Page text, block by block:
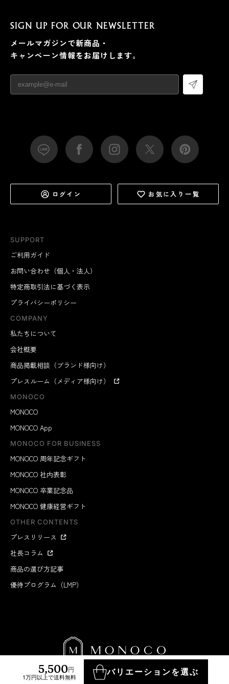
5,500円
1万円以上で送料無料
バリエーションを選ぶ
SUPPORT
ご利用ガイド
お問い合わせ（個人・法人）
特定商取引法に基づく表示
プライバシーポリシー
COMPANY
私たちについて
会社概要
商品掲載相談（ブランド様向け）
プレスルーム（メディア様向け）
MONOCO
MONOCO
MONOCO App
MONOCO FOR BUSINESS
MONOCO 周年記念ギフト
MONOCO 社内表彰
MONOCO 卒業記念品
MONOCO 健康経営ギフト
OTHER CONTENTS
プレスリリース
社長コラム
商品の選び方記事
優待プログラム（LMP）
SIGN UP FOR OUR NEWSLETTER
メールマガジンで新商品・
キャンペーン情報をお届けします。
ログイン お気に入り一覧
MONOCO INC.